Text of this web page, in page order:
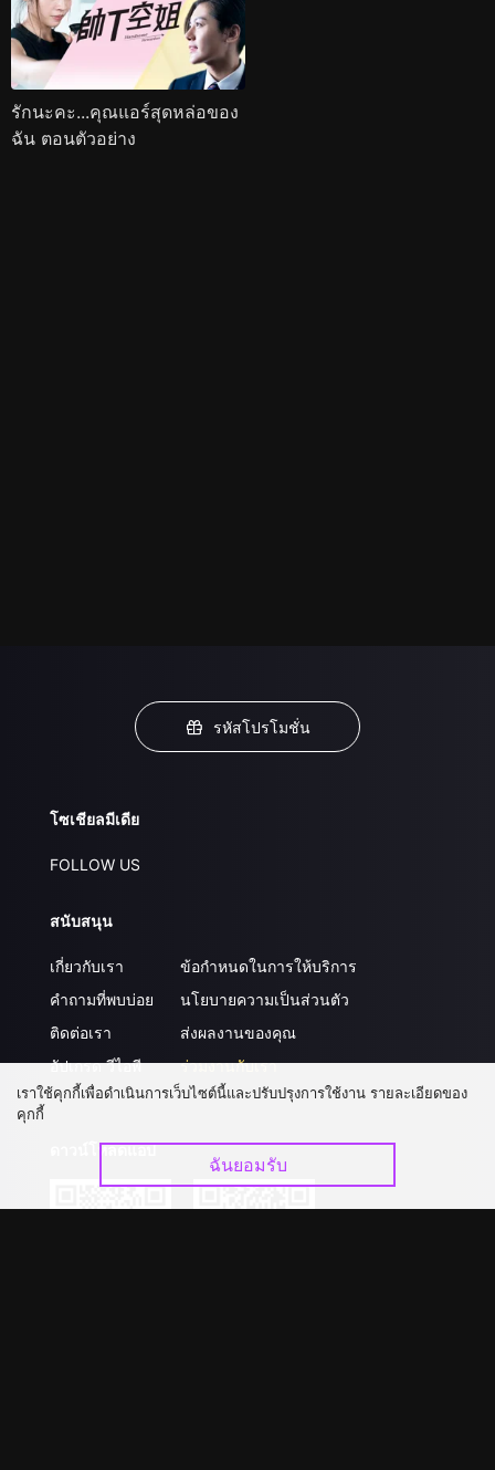
รักนะคะ...คุณแอร์สุดหล่อของ
ฉัน ตอนตัวอย่าง
รหัสโปรโมชั่น
โซเชียลมีเดีย
FOLLOW US
สนับสนุน
เกี่ยวกับเรา
คำถามที่พบบ่อย
ติดต่อเรา
อัปเกรด วีไอพี
ข้อกำหนดในการให้บริการ
นโยบายความเป็นส่วนตัว
ส่งผลงานของคุณ
ร่วมงานกับเรา
ดาวน์โหลดแอป
เราใช้คุกกี้เพื่อดำเนินการเว็บไซต์นี้และปรับปรุงการใช้งาน รายละเอียดของ
คุกกี้
ฉันยอมรับ